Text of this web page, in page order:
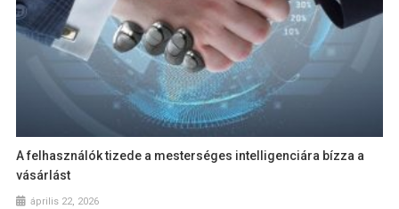
A felhasználók tizede a mesterséges intelligenciára bízza a
vásárlást
április 22, 2026